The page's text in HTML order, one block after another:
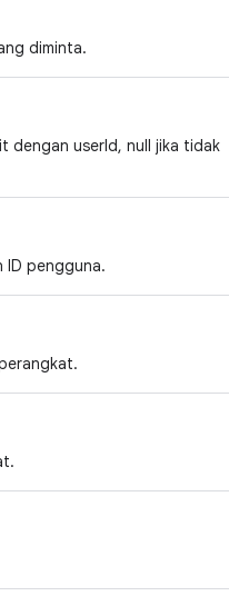
diminta.
dengan userId, null jika tidak
ID pengguna.